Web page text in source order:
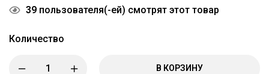
39 пользователя(-ей) смотрят этот товар
Количество
В КОРЗИНУ